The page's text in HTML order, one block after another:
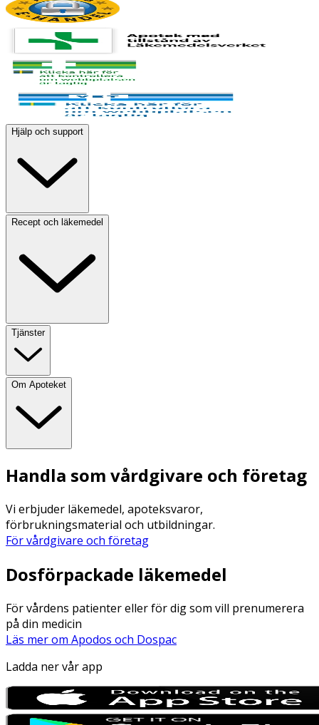
Hjälp och support
Recept och läkemedel
Tjänster
Om Apoteket
Handla som vårdgivare och företag
Vi erbjuder läkemedel, apoteksvaror,
förbrukningsmaterial och utbildningar.
För vårdgivare och företag
Dosförpackade läkemedel
För vårdens patienter eller för dig som vill prenumerera
på din medicin
Läs mer om Apodos och Dospac
Ladda ner vår app